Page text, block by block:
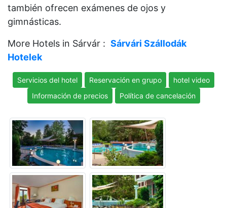
también ofrecen exámenes de ojos y
gimnásticas.
More Hotels in Sárvár : Sárvári Szállodák
Hotelek
Servicios del hotel Reservación en grupo
hotel video
Información de precios
Política de cancelación